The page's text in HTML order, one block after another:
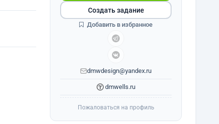
dmwdesign@yandex.ru
dmwells.ru
Создать задание
Добавить в избранное
Пожаловаться на профиль